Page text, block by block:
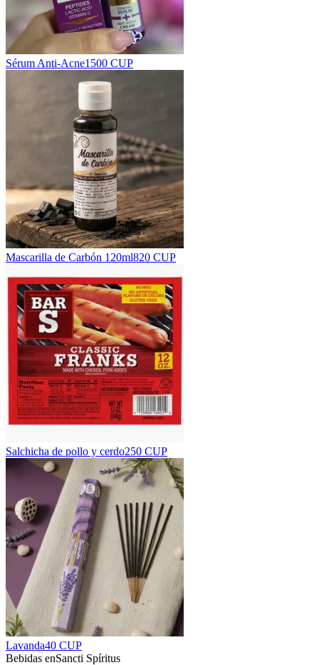
Sérum Anti-Acne1500 CUP
Mascarilla de Carbón 120ml820 CUP
Salchicha de pollo y cerdo250 CUP
Lavanda40 CUP
Bebidas enSancti Spíritus